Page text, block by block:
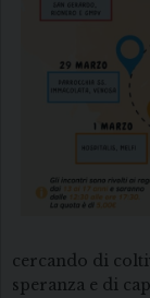
cercando di
speranza e di